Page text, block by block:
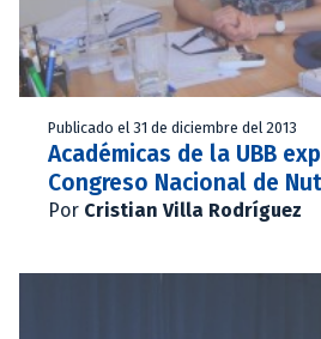
Publicado el 31 de diciembre del 2013
Académicas de la UBB
Congreso Nacional de
Por Cristian Villa Rodríguez